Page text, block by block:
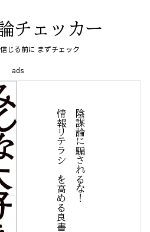
チェッカー
信じる前に まずチェック
ads
陰
謀
論
に
騙
さ
れ
る
な
！
情
報
リ
テ
ラ
シ
ー
を
高
め
良
書